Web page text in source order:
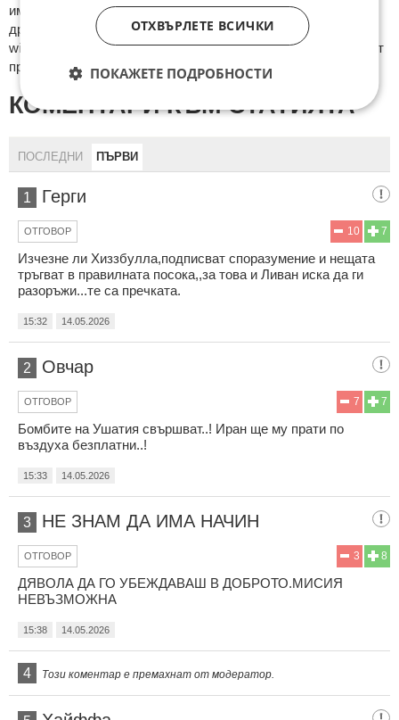
име. Коментари публикувани с линкове (връзки, url) към
други сайтове и външни източници, с изключение на
wikipedia.org, mobile.bg, imot.bg, zaplata.bg, bazar.bg ще бъдат
премахнати.
КОМЕНТАРИ КЪМ СТАТИЯТА
ПОСЛЕДНИ ПЪРВИ
1 Герги
7
10
ОТГОВОР
Изчезне ли Хиззбулла,подписват споразумение и нещата
тръгват в правилната посока,,за това и Ливан иска да ги
разоръжи...те са пречката.
15:32 14.05.2026
2 Овчар
7
7
ОТГОВОР
Бомбите на Ушатия свършват..! Иран ще му прати по
въздуха безплатни..!
15:33 14.05.2026
3 НЕ ЗНАМ ДА ИМА НАЧИН
8
3
ОТГОВОР
ДЯВОЛА ДА ГО УБЕЖДАВАШ В ДОБРОТО.МИСИЯ
НЕВЪЗМОЖНА
15:38 14.05.2026
4 Този коментар е премахнат от модератор.
ОТХВЪРЛЕТЕ ВСИЧКИ
ПОКАЖЕТЕ ПОДРОБНОСТИ